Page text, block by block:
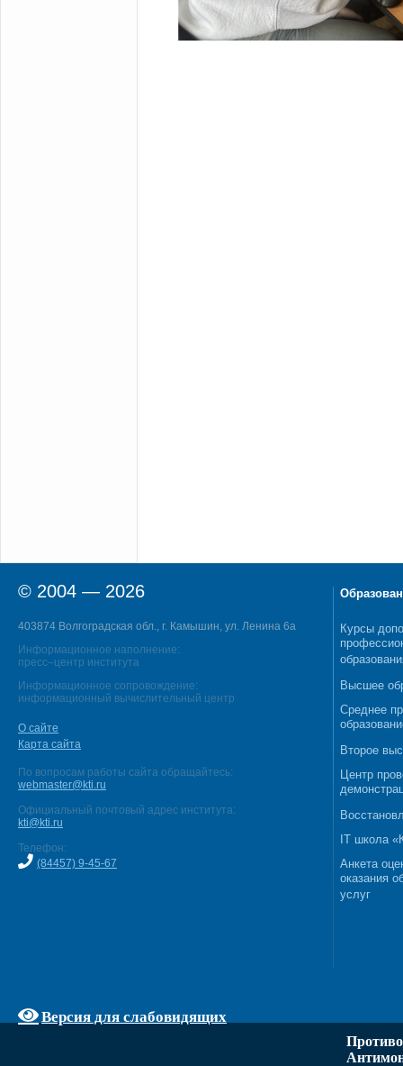
© 2004 — 2026
403874 Волгоградская обл., г. Камышин, ул. Ленина 6а
Информационное наполнение:
пресс–центр института
Информационное сопровождение:
информационный вычислительный центр
О сайте
Карта сайта
По вопросам работы сайта обращайтесь:
webmaster@kti.ru
Официальный почтовый адрес института:
kti@kti.ru
Телефон:
(84457) 9-45-67
Версия для слабовидящих
Курсы
Высшее
Среднее
Второе
Центр
IT школа
Анкета
оказания
услуг